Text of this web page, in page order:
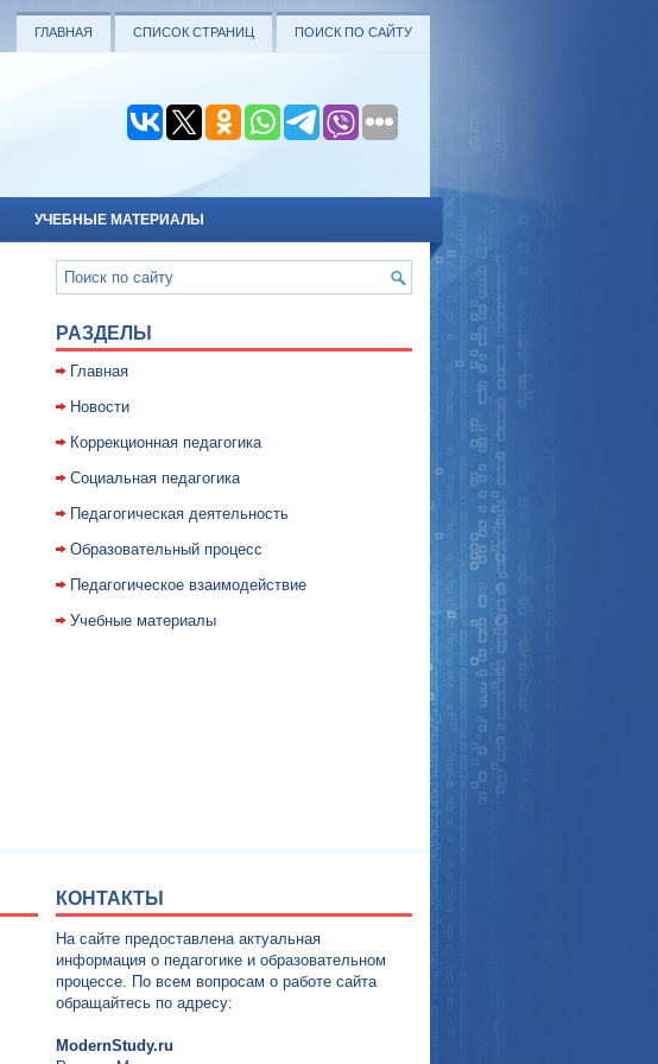
ГЛАВНАЯ СПИСОК СТРАНИЦ ПОИСК ПО САЙТУ
УЧЕБНЫЕ МАТЕРИАЛЫ
РАЗДЕЛЫ
Главная
Новости
Коррекционная педагогика
Социальная педагогика
Педагогическая деятельность
Образовательный процесс
Педагогическое взаимодействие
Учебные материалы
КОНТАКТЫ
На сайте предоставлена актуальная
информация о педагогике и образовательном
процессе. По всем вопросам о работе сайта
обращайтесь по адресу:
ModernStudy.ru